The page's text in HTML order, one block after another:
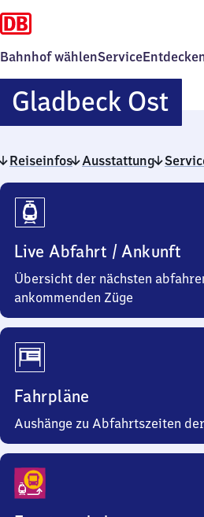
Bahnhof wählenService
Gladbeck Ost
Ost
Reiseinfos Ausstattung
Reiseinfos
Live Abfahrt / Ankunft
Übersicht der nächsten
ankommenden Züge
Fahrpläne
Aushänge zu Abfahrtszeiten